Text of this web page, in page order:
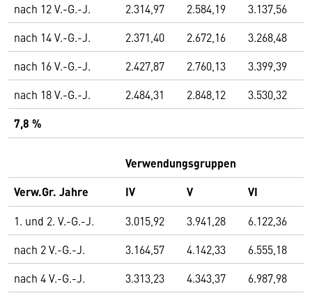
nach 12 V.-G.-J.
2.314,97 2.584,19
3.137,56
nach 14 V.-G.-J.
2.371,40 2.672,16
3.268,48
nach 16 V.-G.-J.
2.427,87 2.760,13
3.399,39
nach 18 V.-G.-J.
2.484,31 2.848,12 3.530,32
7,8 %
Verwendungsgruppen
Verw.Gr. Jahre
IV V VI
1. und 2. V.-G.-J. 3.015,92 3.941,28
6.122,36
nach 2 V.-G.-J.
3.164,57 4.142,33
6.555,18
nach 4 V.-G.-J.
3.313,23 4.343,37
6.987,98